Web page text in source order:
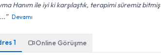
Hanım ile iyi ki karşılaştık, terapimi süremiz bitmiş
Devamı
1 Online Görüşme